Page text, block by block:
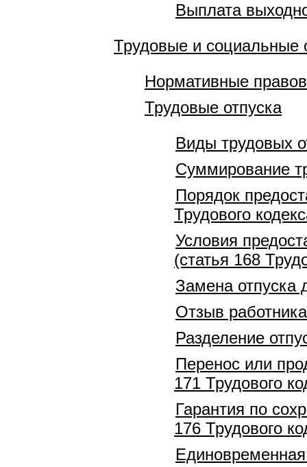
Выплата
Трудовые и социальные
Нормативные
Трудовые отпуска
Виды трудовых
Суммирование
Порядок
Трудового
Условия
(статья 168
Замена отпуска
Отзыв
Разделение
Перенос или
171 Трудового
Гарантия по
176 Трудового
Единовременная